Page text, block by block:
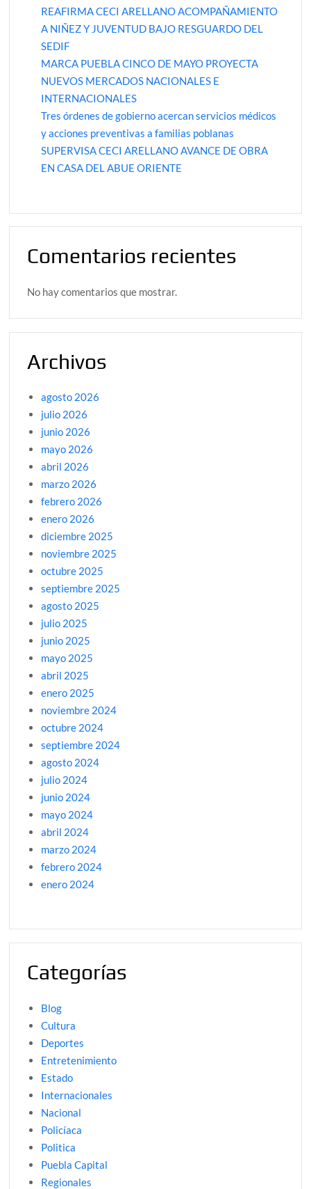
REAFIRMA CECI ARELLANO ACOMPAÑAMIENTO
A NIÑEZ Y JUVENTUD BAJO RESGUARDO DEL
SEDIF
MARCA PUEBLA CINCO DE MAYO PROYECTA
NUEVOS MERCADOS NACIONALES E
INTERNACIONALES
Tres órdenes de gobierno acercan servicios médicos
y acciones preventivas a familias poblanas
SUPERVISA CECI ARELLANO AVANCE DE OBRA
EN CASA DEL ABUE ORIENTE
Comentarios recientes
No hay comentarios que mostrar.
Archivos
agosto 2026
julio 2026
junio 2026
mayo 2026
abril 2026
marzo 2026
febrero 2026
enero 2026
diciembre 2025
noviembre 2025
octubre 2025
septiembre 2025
agosto 2025
julio 2025
junio 2025
mayo 2025
abril 2025
enero 2025
noviembre 2024
octubre 2024
septiembre 2024
agosto 2024
julio 2024
junio 2024
mayo 2024
abril 2024
marzo 2024
febrero 2024
enero 2024
Categorías
Blog
Cultura
Deportes
Entretenimiento
Estado
Internacionales
Nacional
Policíaca
Politica
Puebla Capital
Regionales